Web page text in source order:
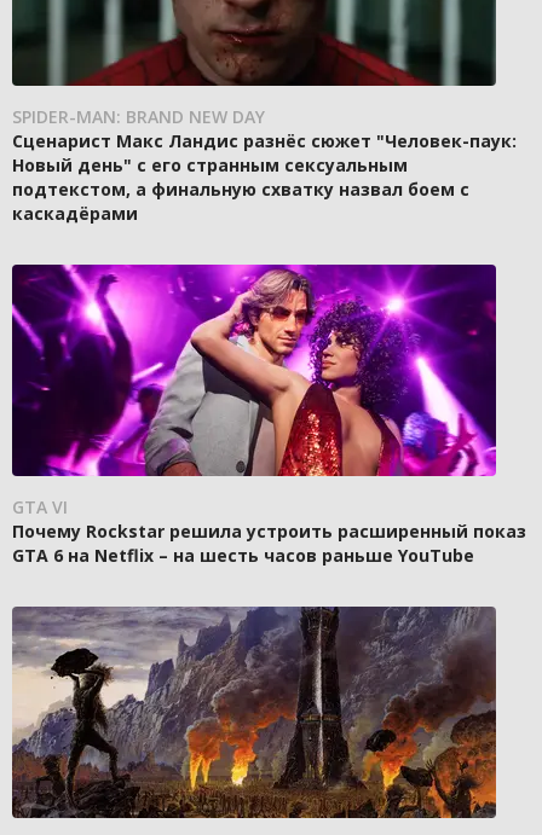
SPIDER-MAN: BRAND NEW DAY
Сценарист Макс Ландис разнёс сюжет "Человек-паук:
Новый день" с его странным сексуальным
подтекстом, а финальную схватку назвал боем с
каскадёрами
GTA VI
Почему Rockstar решила устроить расширенный показ
GTA 6 на Netflix – на шесть часов раньше YouTube